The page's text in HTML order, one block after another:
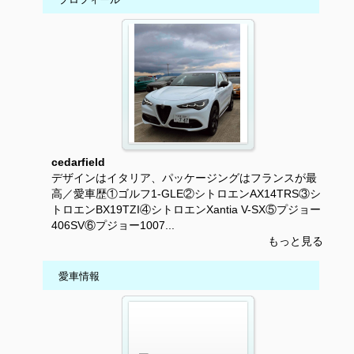
cedarfield
デザインはイタリア、パッケージングはフランスが最
高／愛車歴①ゴルフ1-GLE②シトロエンAX14TRS③シ
トロエンBX19TZI④シトロエンXantia V-SX⑤プジョー
406SV⑥プジョー1007...
もっと見る
愛車情報